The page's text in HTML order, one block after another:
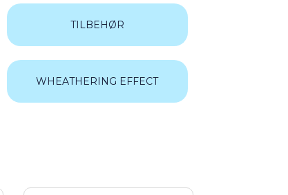
TILBEHØR
WHEATHERING EFFECT